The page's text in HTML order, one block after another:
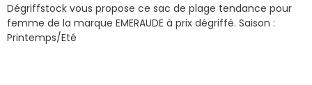
Dégriffstock vous propose ce sac de plage tendance pour
femme de la marque EMERAUDE à prix dégriffé. Saison :
Printemps/Eté